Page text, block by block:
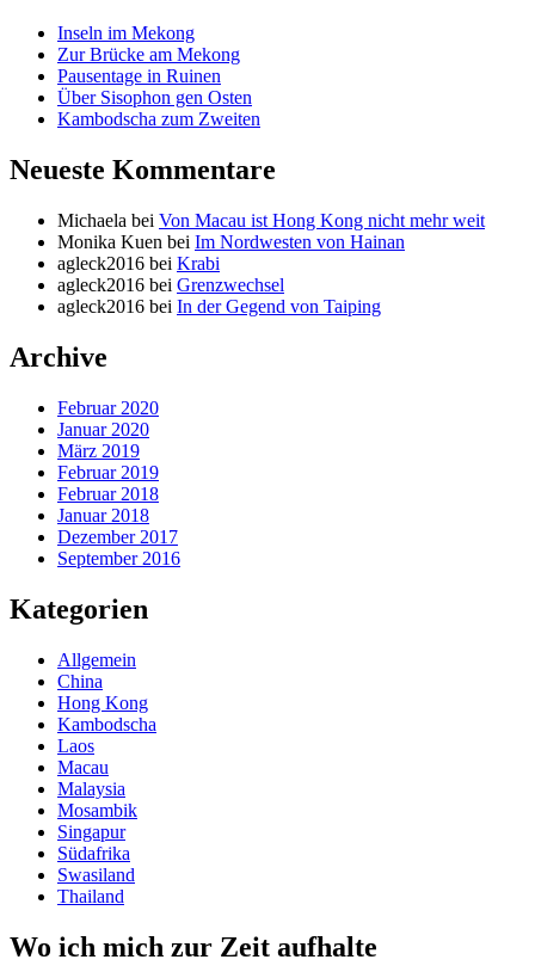
Inseln im Mekong
Zur Brücke am Mekong
Pausentage in Ruinen
Über Sisophon gen Osten
Kambodscha zum Zweiten
Neueste Kommentare
Michaela bei Von Macau ist Hong Kong nicht mehr weit
Monika Kuen bei Im Nordwesten von Hainan
agleck2016 bei Krabi
agleck2016 bei Grenzwechsel
agleck2016 bei In der Gegend von Taiping
Archive
Februar 2020
Januar 2020
März 2019
Februar 2019
Februar 2018
Januar 2018
Dezember 2017
September 2016
Kategorien
Allgemein
China
Hong Kong
Kambodscha
Laos
Macau
Malaysia
Mosambik
Singapur
Südafrika
Swasiland
Thailand
Wo ich mich zur Zeit aufhalte